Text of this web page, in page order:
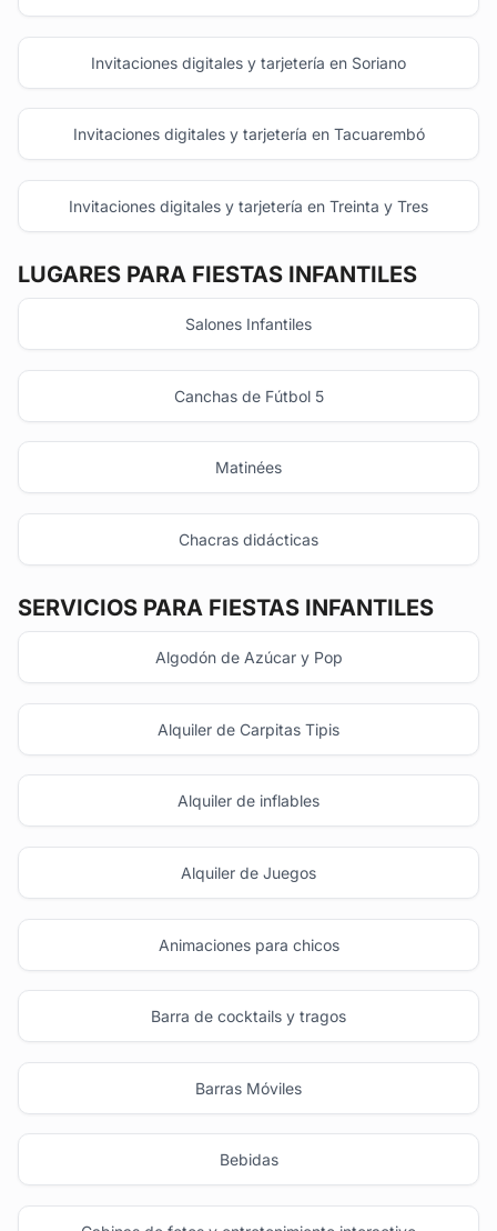
Invitaciones digitales y tarjetería en Soriano
Invitaciones digitales y tarjetería en Tacuarembó
Invitaciones digitales y tarjetería en Treinta y Tres
LUGARES PARA FIESTAS INFANTILES
Salones Infantiles
Canchas de Fútbol 5
Matinées
Chacras didácticas
SERVICIOS PARA FIESTAS INFANTILES
Algodón de Azúcar y Pop
Alquiler de Carpitas Tipis
Alquiler de inflables
Alquiler de Juegos
Animaciones para chicos
Barra de cocktails y tragos
Barras Móviles
Bebidas